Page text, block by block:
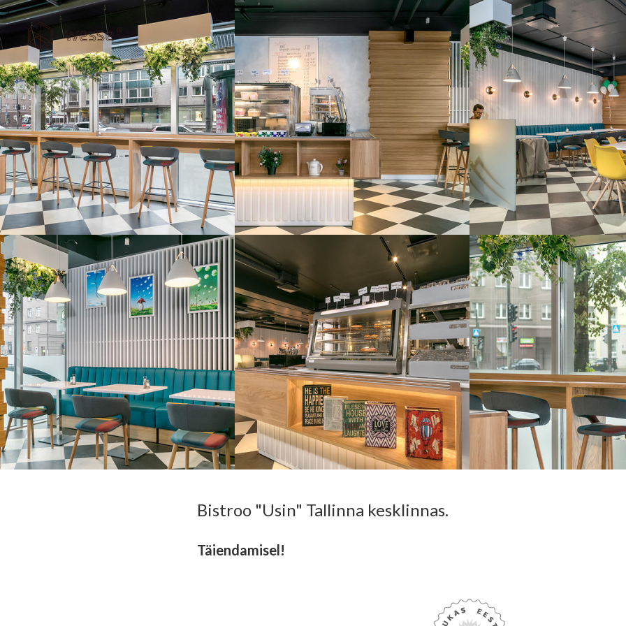
Bistroo "Usin" Tallinna kesklinnas.
Täiendamisel!